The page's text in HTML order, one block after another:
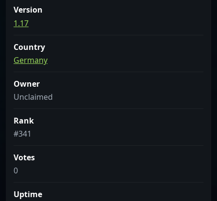
Version
1.17
Country
Germany
Owner
Unclaimed
Rank
#341
Votes
0
Uptime